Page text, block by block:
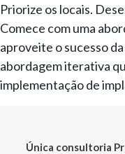
Priorize os locais.
Comece com uma
aproveite o sucesso
abordagem iterativa
implementação de
Única consultoria